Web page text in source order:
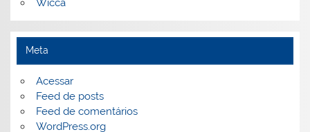
Wicca
Meta
Acessar
Feed de posts
Feed de comentários
WordPress.org